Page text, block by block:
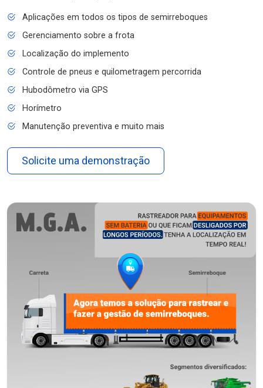
Aplicações em todos os tipos de semirreboques
Gerenciamento sobre a frota
Localização do implemento
Controle de pneus e quilometragem percorrida
Hubodômetro via GPS
Horímetro
Manutenção preventiva e muito mais
Solicite uma demonstração